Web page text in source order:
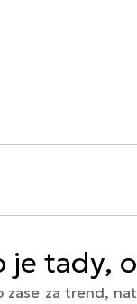
je tady,
zase za trend,